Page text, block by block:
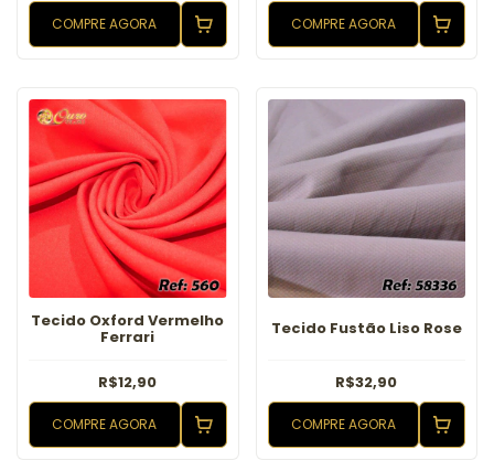
COMPRE AGORA COMPRE AGORA
Tecido Oxford Vermelho
Ferrari
R$12,90
COMPRE AGORA
Tecido Fustão Liso Rose
R$32,90
COMPRE AGORA